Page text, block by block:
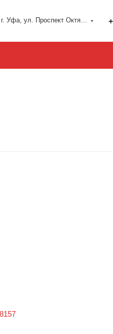
г. Уфа, ул. Проспект Октября 127